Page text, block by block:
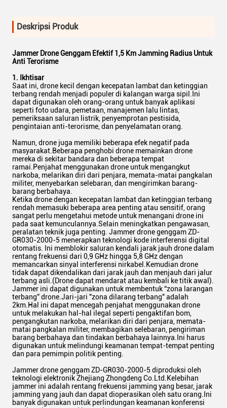
Deskripsi Produk
Jammer Drone Genggam Efektif 1,5 Km Jamming Radius Untuk
Anti Terorisme
1. Ikhtisar
Saat ini, drone kecil dengan kecepatan lambat dan ketinggian
terbang rendah menjadi populer di kalangan warga sipil.Ini
dapat digunakan oleh orang-orang untuk banyak aplikasi
seperti foto udara, pemetaan, manajemen lalu lintas,
pemeriksaan saluran listrik, penyemprotan pestisida,
pengintaian anti-terorisme, dan penyelamatan orang.
Namun, drone juga memiliki beberapa efek negatif pada
masyarakat.Beberapa penghobi drone memainkan drone
mereka di sekitar bandara dan beberapa tempat
ramai.Penjahat menggunakan drone untuk mengangkut
narkoba, melarikan diri dari penjara, memata-matai pangkalan
militer, menyebarkan selebaran, dan mengirimkan barang-
barang berbahaya.
Ketika drone dengan kecepatan lambat dan ketinggian terbang
rendah memasuki beberapa area penting atau sensitif, orang
sangat perlu mengetahui metode untuk menangani drone ini
pada saat kemunculannya.Selain meningkatkan pengawasan,
peralatan teknik juga penting. Jammer drone genggam ZD-
GR030-2000-5 menerapkan teknologi kode interferensi digital
otomatis. Ini memblokir saluran kendali jarak jauh drone dalam
rentang frekuensi dari 0,9 GHz hingga 5,8 GHz dengan
memancarkan sinyal interferensi nirkabel.Kemudian drone
tidak dapat dikendalikan dari jarak jauh dan menjauh dari jalur
terbang asli.(Drone dapat mendarat atau kembali ke titik awal).
Jammer ini dapat digunakan untuk membentuk “zona larangan
terbang” drone.Jari-jari "zona dilarang terbang" adalah
2km.Hal ini dapat mencegah penjahat menggunakan drone
untuk melakukan hal-hal ilegal seperti pengaktifan bom,
pengangkutan narkoba, melarikan diri dari penjara, memata-
matai pangkalan militer, membagikan selebaran, pengiriman
barang berbahaya dan tindakan berbahaya lainnya.Ini harus
digunakan untuk melindungi keamanan tempat-tempat penting
dan para pemimpin politik penting.
Jammer drone genggam ZD-GR030-2000-5 diproduksi oleh
teknologi elektronik Zhejiang Zhongdeng Co.Ltd.Kelebihan
jammer ini adalah rentang frekuensi jamming yang besar, jarak
jamming yang jauh dan dapat dioperasikan oleh satu orang.Ini
banyak digunakan untuk perlindungan keamanan konferensi